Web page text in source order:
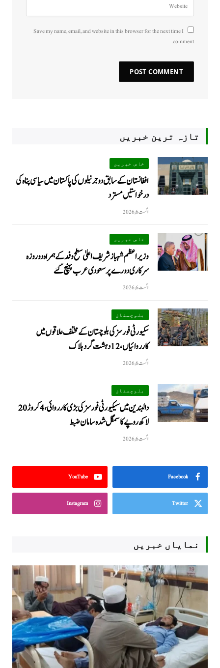
Save my name, email, and website in this browser for the next time I
comment.
تازہ ترین خبریں
خاص خبریں
افغانستان کے سابق دو جرنیلوں کی پاکستان میں سیاسی پناہ کی
درخواستیں مسترد
اگست 6, 2026
خاص خبریں
وزیراعظم شہبازشریف اعلیٰ سطح وفد کے ہمراہ دو روزه
سرکاری دورے پر سعودی عرب پہنچ گئے
اگست 6, 2026
بلوچستان
سکیورٹی فورسز کی بلوچستان کے مختلف علاقوں میں
کارروائیاں ، 12 دہشت گرد ہلاک
اگست 6, 2026
بلوچستان
دالبندین میں سیکیورٹی فورسز کی بڑی کارروائی، 4 کروڑ 20
لاکھ روپے کا سمگل شدہ سامان ضبط
اگست 6, 2026
Facebook
YouTube
Twitter
Instagram
نمایاں خبریں